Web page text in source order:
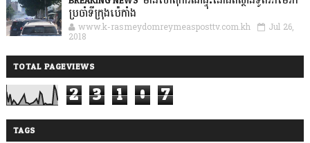
ប្រចាំទីក្រុងប៉េកាំង
www.k-rasmeydomreymeasposttv.com.kh Jul 26,
2018
TOTAL PAGEVIEWS
2 3 1 0 7
TAGS